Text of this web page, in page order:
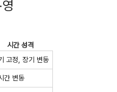
시간 성격
고정, 장기 변동
간 변동